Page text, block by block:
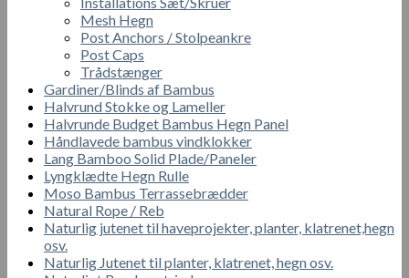
Mesh Hegn
Post Anchors / Stolpeankre
Post Caps
Trådstænger
Gardiner/Blinds af Bambus
Halvrund Stokke og Lameller
Halvrunde Budget Bambus Hegn Panel
Håndlavede bambus vindklokker
Lang Bamboo Solid Plade/Paneler
Lyngklædte Hegn Rulle
Moso Bambus Terrassebrædder
Natural Rope / Reb
Naturlig jutenet til haveprojekter, planter, klatrenet,hegn
osv.
Naturlig Jutenet til planter, klatrenet, hegn osv.